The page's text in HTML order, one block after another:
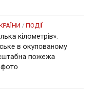
/ ПОДІЇ
кілометрів».
в окупованому
пожежа